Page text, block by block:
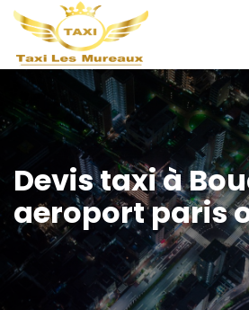
Devis taxi à
aeroport paris